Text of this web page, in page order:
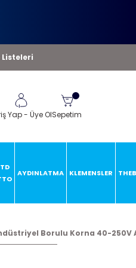
Listeleri
Yap- Üye OlSepetim
AYDINLATMA KLEMENSLER
Borulu Korna 40-250V